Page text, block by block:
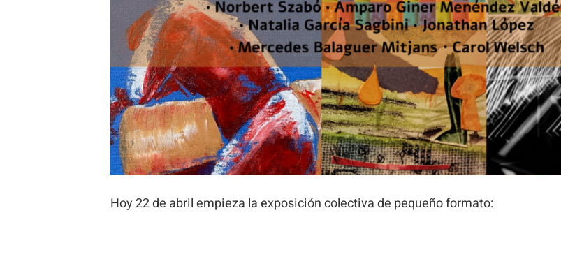
Hoy 22 de abril empieza la exposición colectiva de pequeño formato:
Para que
podamos
mejorar la
funcionalidad
y estructura
de la web, en
base a cómo
se usa la
web.
Experiencia